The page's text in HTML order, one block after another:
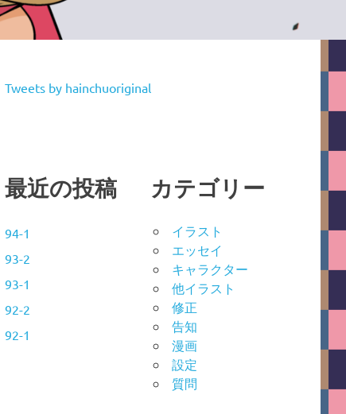
Tweets by hainchuoriginal
最近の投稿
94-1
93-2
93-1
92-2
92-1
カテゴリー
イラスト
エッセイ
キャラクター
他イラスト
修正
告知
漫画
設定
質問